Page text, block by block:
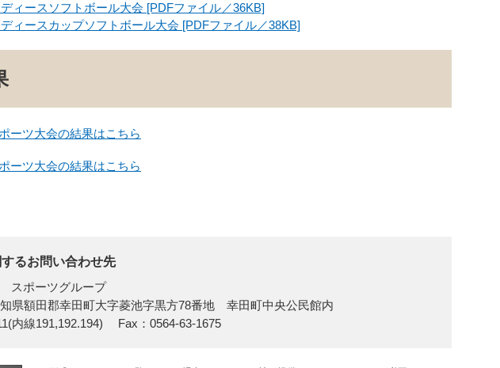
ィースソフトボール大会 [PDFファイル／36KB]
ィースカップソフトボール大会 [PDFファイル／38KB]
ーツ大会の結果はこちら
ーツ大会の結果はこちら
るお問い合わせ先
スポーツグループ
県額田郡幸田町大字菱池字黒方78番地 幸田町中央公民館内
内線191,192.194)
Fax：0564-63-1675